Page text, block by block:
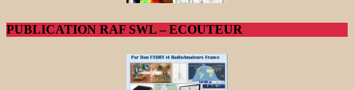
PUBLICATION RAF SWL – ECOUTEUR